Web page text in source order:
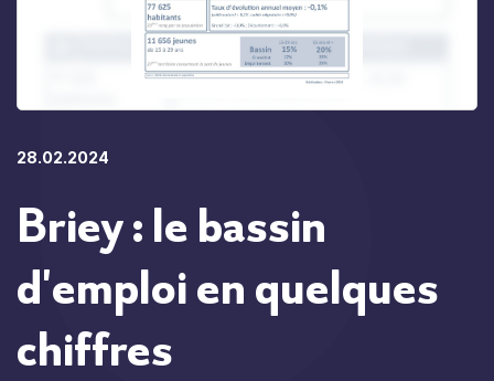
28.02.2024
Briey : le bassin
d'emploi en quelques
chiffres